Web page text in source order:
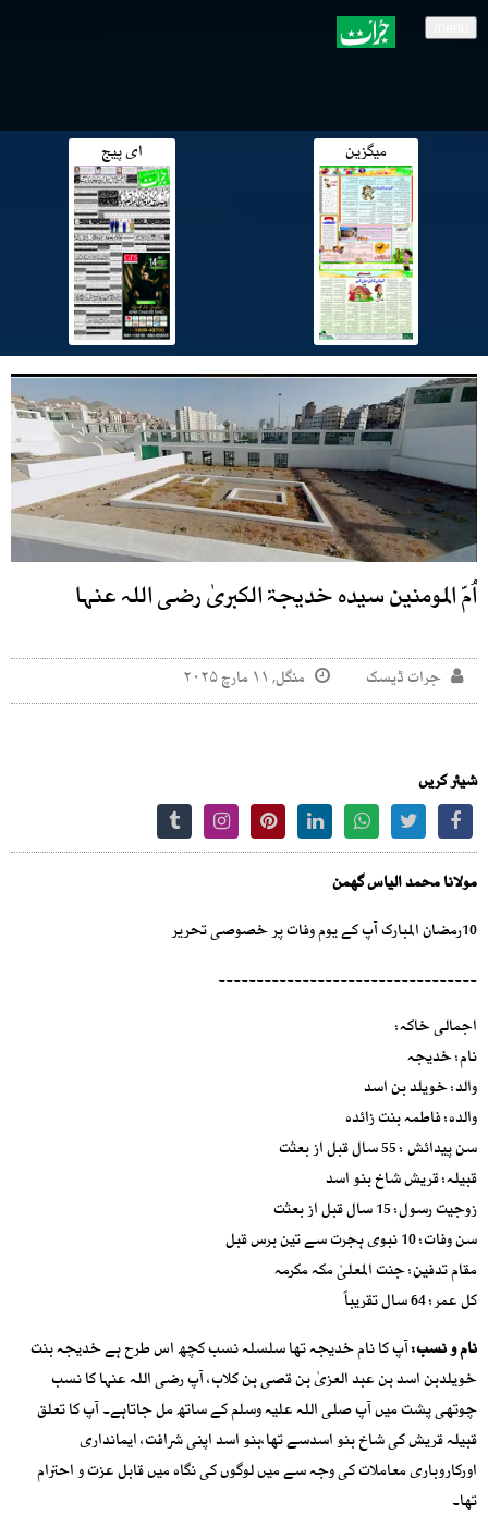
میگزین ای پیج
اُمّ المومنین سیدہ خدیجۃ الکبریٰ رضی اللہ عنہا
جرات ڈیسک منگل, ۱۱ مارچ ۲۰۲۵
شیئر کریں
مولانا محمد الیاس گھمن
10رمضان المبارک آپ کے یوم وفات پر خصوصی تحریر
۔۔۔۔۔۔۔۔۔۔۔۔۔۔۔۔۔۔۔۔۔۔۔۔۔۔۔۔۔۔۔۔۔۔
اجمالی خاکہ:
نام: خدیجہ
والد: خویلد بن اسد
والدہ: فاطمہ بنت زائدہ
سن پیدائش : 55 سال قبل از بعثت
قبیلہ: قریش شاخ بنو اسد
زوجیت رسول: 15 سال قبل از بعثت
سن وفات: 10 نبوی ہجرت سے تین برس قبل
مقام تدفین: جنت المعلیٰ مکہ مکرمہ
کل عمر: 64 سال تقریباً
نام و نسب:آپ کا نام خدیجہ تھا سلسلہ نسب کچھ اس طرح ہے خدیجہ بنت
خویلدبن اسد بن عبد العزیٰ بن قصی بن کلاب، آپ رضی اللہ عنہا کا نسب
چوتھی پشت میں آپ صلی اللہ علیہ وسلم کے ساتھ مل جاتاہے۔ آپ کا تعلق
قبیلہ قریش کی شاخ بنو اسدسے تھا،بنو اسد اپنی شرافت، ایمانداری
اورکاروباری معاملات کی وجہ سے میں لوگوں کی نگاہ میں قابل عزت و احترام
تھا۔